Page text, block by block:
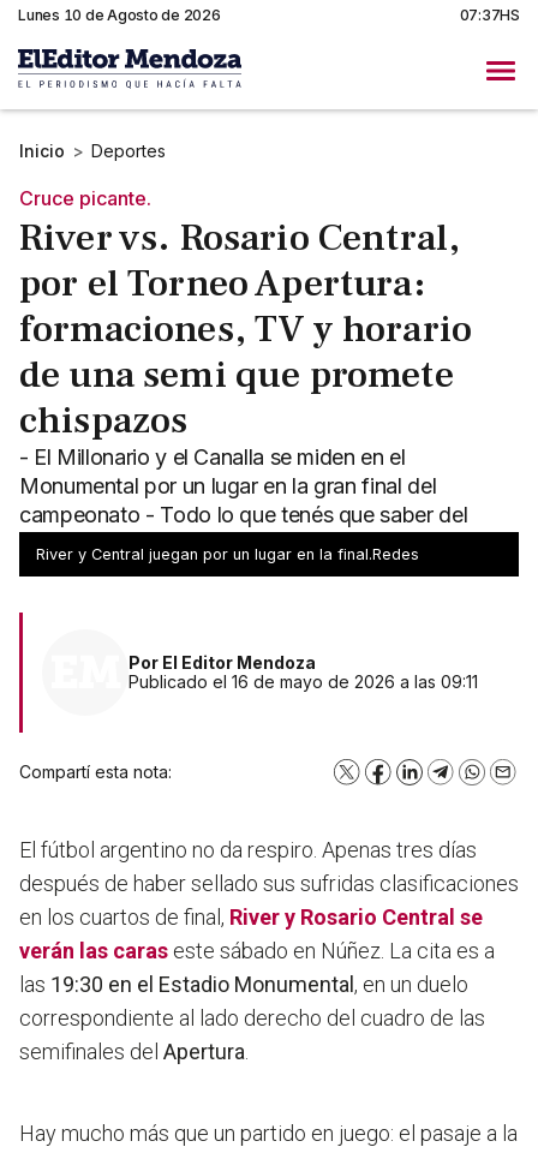
Lunes 10 de Agosto de 2026 07:37HS
Inicio > Deportes
Cruce picante.
River vs. Rosario Central,
por el Torneo Apertura:
formaciones, TV y horario
de una semi que promete
chispazos
- El Millonario y el Canalla se miden en el
Monumental por un lugar en la gran final del
campeonato - Todo lo que tenés que saber del
partidazo de este sábado
River y Central juegan por un lugar en la final.Redes
Por El Editor Mendoza
Publicado el 16 de mayo de 2026 a las 09:11
Compartí esta nota: X Facebook
LinkedInTelegram
El fútbol argentino no da respiro. Apenas tres días
después de haber sellado sus sufridas clasificaciones
en los cuartos de final, Rivery Rosario Central se
verán las caras este sábado en Núñez. La cita es a
las 19:30 en el Estadio Monumental , en un duelo
correspondiente al lado derecho del cuadro de las
semifinales del Apertura
Hay mucho más que un partido en juego: el pasaje a la